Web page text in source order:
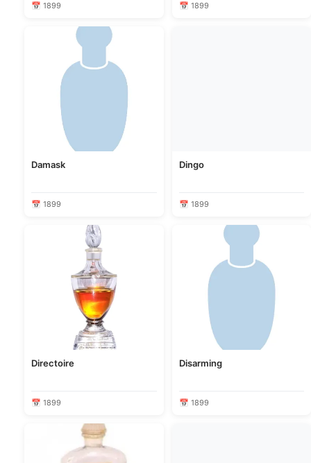
📅 1899 📅 1899
Damask
📅 1899
Dingo
📅 1899
Directoire
📅 1899
Disarming
📅 1899